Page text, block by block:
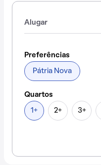
Alugar
Preferências
Pátria Nova
Quartos
1+ 2+ 3+